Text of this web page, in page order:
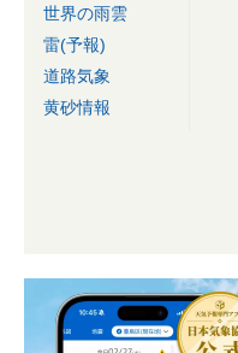
世界の雨雲
雷(予報)
道路気象
黄砂情報